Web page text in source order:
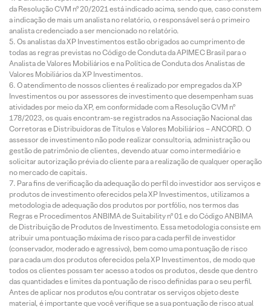
da Resolução CVM nº 20/2021 está indicado acima, sendo que, caso constem
a indicação de mais um analista no relatório, o responsável será o primeiro
analista credenciado a ser mencionado no relatório.
Os analistas da XP Investimentos estão obrigados ao cumprimento de
todas as regras previstas no Código de Conduta da APIMEC Brasil para o
Analista de Valores Mobiliários e na Política de Conduta dos Analistas de
Valores Mobiliários da XP Investimentos.
O atendimento de nossos clientes é realizado por empregados da XP
Investimentos ou por assessores de investimento que desempenham suas
atividades por meio da XP, em conformidade com a Resolução CVM nº
178/2023, os quais encontram-se registrados na Associação Nacional das
Corretoras e Distribuidoras de Títulos e Valores Mobiliários – ANCORD. O
assessor de investimento não pode realizar consultoria, administração ou
gestão de patrimônio de clientes, devendo atuar como intermediário e
solicitar autorização prévia do cliente para a realização de qualquer operação
no mercado de capitais.
Para fins de verificação da adequação do perfil do investidor aos serviços e
produtos de investimento oferecidos pela XP Investimentos, utilizamos a
metodologia de adequação dos produtos por portfólio, nos termos das
Regras e Procedimentos ANBIMA de Suitability nº 01 e do Código ANBIMA
de Distribuição de Produtos de Investimento. Essa metodologia consiste em
atribuir uma pontuação máxima de risco para cada perfil de investidor
(conservador, moderado e agressivo), bem como uma pontuação de risco
para cada um dos produtos oferecidos pela XP Investimentos, de modo que
todos os clientes possam ter acesso a todos os produtos, desde que dentro
das quantidades e limites da pontuação de risco definidas para o seu perfil.
Antes de aplicar nos produtos e/ou contratar os serviços objeto deste
material, é importante que você verifique se a sua pontuação de risco atual